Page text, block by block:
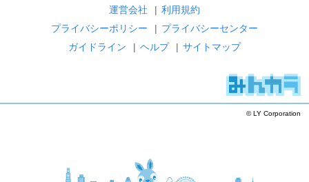
運営会社 | 利用規約
プライバシーポリシー
| プライバシーセンター
ガイドライン
| ヘルプ | サイトマップ
© LY Corporation